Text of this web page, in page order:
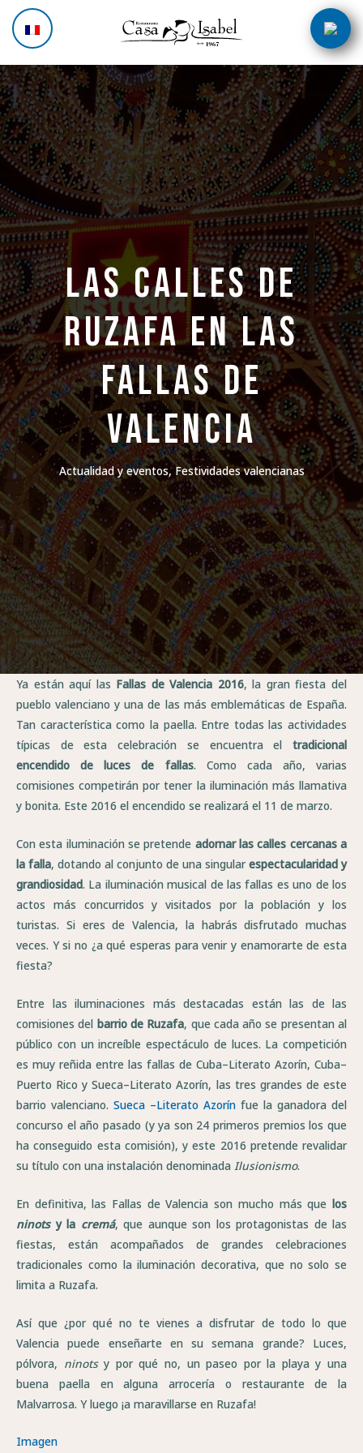
Aller
contenu
Las calles de
Ruzafa en las
Fallas de
Valencia
Actualidad y eventos,Festividades valencianas
Ya están aquí las Fallas de Valencia 2016, la gran fiesta del
pueblo valenciano y una de las más emblemáticas de España.
Tan característica como la paella. Entre todas las actividades
típicas de esta celebración se encuentra el tradicional
encendido de luces de fallas. Como cada año, varias
comisiones competirán por tener la iluminación más llamativa
y bonita. Este 2016 el encendido se realizará el 11 de marzo.
Con esta iluminación se pretende adornar las calles cercanas a
la falla, dotando al conjunto de una singular espectacularidad y
grandiosidad. La iluminación musical de las fallas es uno de los
actos más concurridos y visitados por la población y los
turistas. Si eres de Valencia, la habrás disfrutado muchas
veces. Y si no ¿a qué esperas para venir y enamorarte de esta
fiesta?
Entre las iluminaciones más destacadas están las de las
comisiones del barrio de Ruzafa, que cada año se presentan al
público con un increíble espectáculo de luces. La competición
es muy reñida entre las fallas de Cuba–Literato Azorín, Cuba–
Puerto Rico y Sueca–Literato Azorín, las tres grandes de este
barrio valenciano. Sueca –Literato Azorín fue la ganadora del
concurso el año pasado (y ya son 24 primeros premios los que
ha conseguido esta comisión), y este 2016 pretende revalidar
su título con una instalación denominada Ilusionismo.
En definitiva, las Fallas de Valencia son mucho más que los
ninotsy la cremá, que aunque son los protagonistas de las
fiestas, están acompañados de grandes celebraciones
tradicionales como la iluminación decorativa, que no solo se
limita a Ruzafa.
Así que ¿por qué no te vienes a disfrutar de todo lo que
Valencia puede enseñarte en su semana grande? Luces,
pólvora, ninotsy por qué no, un paseo por la playa y una
buena paella en alguna arrocería o restaurante de la
Malvarrosa. Y luego ¡a maravillarse en Ruzafa!
Imagen
Navigation
des
articles